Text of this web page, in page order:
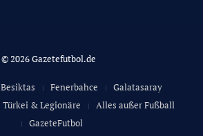
© 2026 Gazetefutbol.de
Besiktas Fenerbahce
Galatasaray
Türkei & Legionäre
Alles außer Fußball
GazeteFutbol